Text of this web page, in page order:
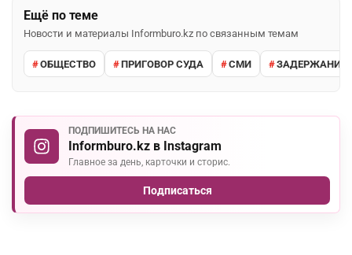
Ещё по теме
Новости и материалы Informburo.kz по связанным темам
ОБЩЕСТВО ПРИГОВОР СУДА СМИ ЗАДЕРЖАНИЕ
ПОДПИШИТЕСЬ НА НАС
Informburo.kz в Instagram
Главное за день, карточки и сторис.
Подписаться